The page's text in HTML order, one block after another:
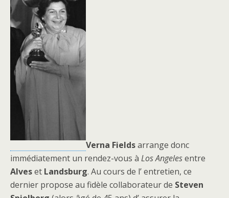
Verna Fieldsarrange donc
immédiatement un rendez-vous à Los Angelesentre
Alveset Landsburg. Au cours de l’ entretien, ce
dernier propose au fidèle collaborateur de Steven